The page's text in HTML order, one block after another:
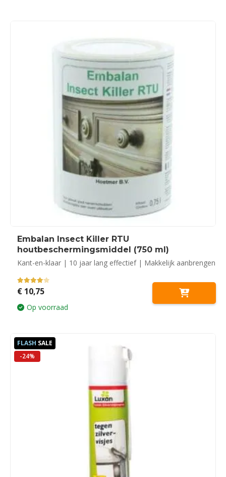
Embalan Insect Killer RTU
houtbeschermingsmiddel (750 ml)
Kant-en-klaar | 10 jaar lang effectief | Makkelijk aanbrengen
4.00out of 5
€ 10,75
Op voorraad
FLASH SALE
-24%